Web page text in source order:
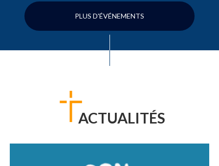
PLUS D'ÉVÉNEMENTS
ACTUALITÉS